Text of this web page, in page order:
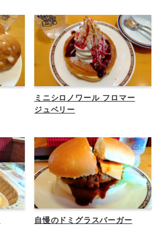
ミニシロノワール フロマー
ジュベリー
自慢のドミグラスバーガー